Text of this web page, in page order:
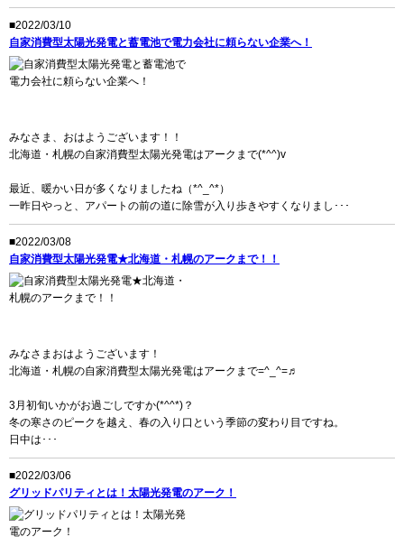
■2022/03/10
自家消費型太陽光発電と蓄電池で電力会社に頼らない企業へ！
みなさま、おはようございます！！
北海道・札幌の自家消費型太陽光発電はアークまで(*^^)v
最近、暖かい日が多くなりましたね（*^_^*）
一昨日やっと、アパートの前の道に除雪が入り歩きやすくなりまし･･･
■2022/03/08
自家消費型太陽光発電★北海道・札幌のアークまで！！
みなさまおはようございます！
北海道・札幌の自家消費型太陽光発電はアークまで=^_^=♬
3月初旬いかがお過ごしですか(*^^*)？
冬の寒さのピークを越え、春の入り口という季節の変わり目ですね。
日中は･･･
■2022/03/06
グリッドパリティとは！太陽光発電のアーク！